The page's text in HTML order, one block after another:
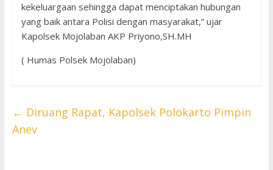
kekeluargaan sehingga dapat menciptakan hubungan
yang baik antara Polisi dengan masyarakat,” ujar
Kapolsek Mojolaban AKP Priyono,SH.MH
( Humas Polsek Mojolaban)
← Diruang Rapat, Kapolsek Polokarto Pimpin
Anev